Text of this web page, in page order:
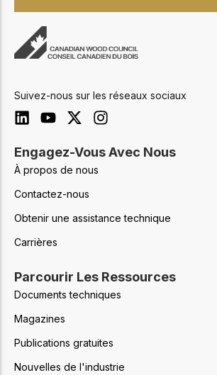
Suivez-nous sur les réseaux sociaux
Engagez-Vous Avec Nous
À propos de nous
Contactez-nous
Obtenir une assistance technique
Carrières
Parcourir Les Ressources
Documents techniques
Magazines
Publications gratuites
Nouvelles de l'industrie